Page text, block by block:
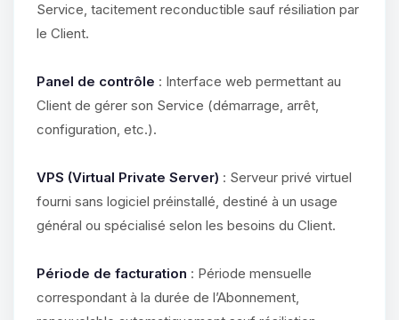
Service, tacitement reconductible sauf résiliation par
le Client.
Panel de contrôle : Interface web permettant au
Client de gérer son Service (démarrage, arrêt,
configuration, etc.).
VPS (Virtual Private Server) : Serveur privé virtuel
fourni sans logiciel préinstallé, destiné à un usage
général ou spécialisé selon les besoins du Client.
Période de facturation : Période mensuelle
correspondant à la durée de l’Abonnement,
Youpi, enfin quelqu’un pour me